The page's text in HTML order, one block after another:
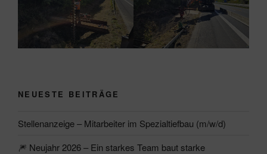
NEUESTE BEITRÄGE
Stellenanzeige – Mitarbeiter im Spezialtiefbau (m/w/d)
🎆 Neujahr 2026 – Ein starkes Team baut starke